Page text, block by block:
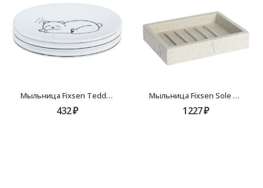
Мыльница Fixsen Teddy FX-600-4
432₽
Мыльница Fixsen Sole FX-301-4
1227₽